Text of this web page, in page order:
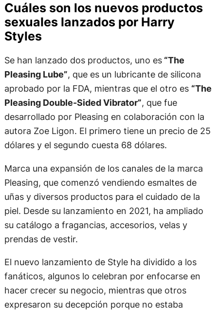
Cuáles son los nuevos productos
sexuales lanzados por Harry
Styles
Se han lanzado dos productos, uno es“The
Pleasing Lube”, que es un lubricante de silicona
aprobado por la FDA, mientras que el otro es “The
Pleasing Double-Sided Vibrator”, que fue
desarrollado por Pleasing en colaboración con la
autora Zoe Ligon. El primero tiene un precio de 25
dólares y el segundo cuesta 68 dólares.
Marca una expansión de los canales de la marca
Pleasing, que comenzó vendiendo esmaltes de
uñas y diversos productos para el cuidado de la
piel. Desde su lanzamiento en 2021, ha ampliado
su catálogo a fragancias, accesorios, velas y
prendas de vestir.
El nuevo lanzamiento de Style ha dividido a los
fanáticos, algunos lo celebran por enfocarse en
hacer crecer su negocio, mientras que otros
expresaron su decepción porque no estaba